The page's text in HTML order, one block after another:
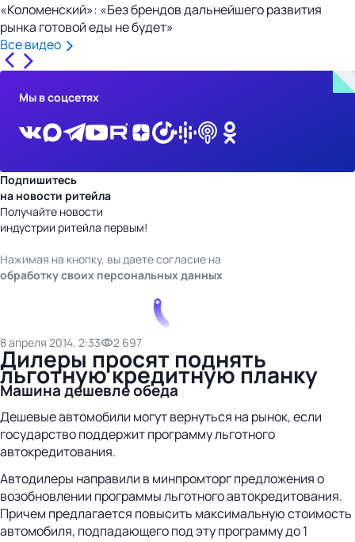
«Коломенский»: «Без брендов дальнейшего развития
рынка готовой еды не будет»
Все видео
Мы в соцсетях
Подпишитесь
на новости ритейла
Получайте новости
индустрии ритейла первым!
Нажимая на кнопку, вы даете согласие на
обработку своих персональных данных
8 апреля 2014, 2:33 2 697
Дилеры просят поднять
льготную кредитную планку
Машина дешевле обеда
Дешевые автомобили могут вернуться на рынок, если
государство поддержит программу льготного
автокредитования.
Автодилеры направили в минпромторг предложения о
возобновлении программы льготного автокредитования.
Причем предлагается повысить максимальную стоимость
автомобиля, подпадающего под эту программу до 1